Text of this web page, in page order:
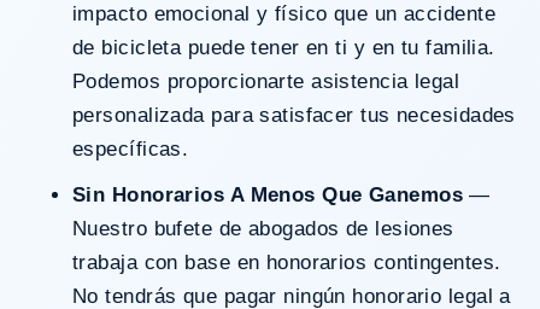
impacto emocional y físico que un accidente
de bicicleta puede tener en ti y en tu familia.
Podemos proporcionarte asistencia legal
personalizada para satisfacer tus necesidades
específicas.
Sin Honorarios A Menos Que Ganemos —
Nuestro bufete de abogados de lesiones
trabaja con base en honorarios contingentes.
No tendrás que pagar ningún honorario legal a